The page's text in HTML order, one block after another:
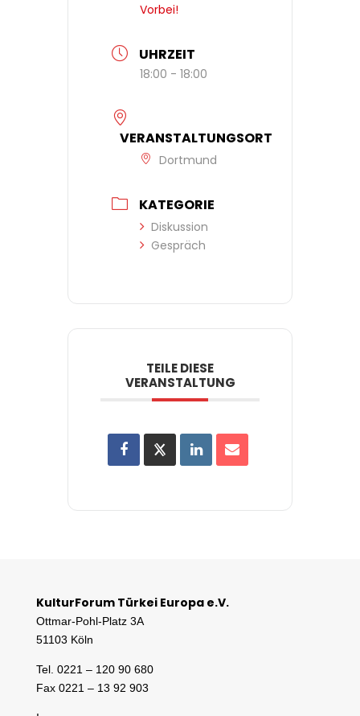
Vorbei!
UHRZEIT
18:00 - 18:00
VERANSTALTUNGSORT
Dortmund
KATEGORIE
Diskussion
Gespräch
TEILE DIESE
VERANSTALTUNG
KulturForum Türkei Europa e.V.
Ottmar-Pohl-Platz 3A
51103 Köln
Tel. 0221 – 120 90 680
Fax 0221 – 13 92 903